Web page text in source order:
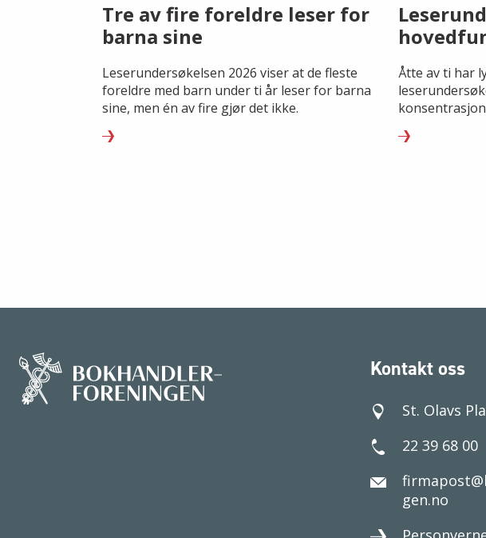
Tre av fire foreldre leser for
barna sine
Leserundersøkelsen 2026 viser at de fleste
foreldre med barn under ti år leser for barna
sine, men én av fire gjør det ikke.
Åtte av ti har
Kontakt oss
St. Olavs
22 39 68 00
gen.no